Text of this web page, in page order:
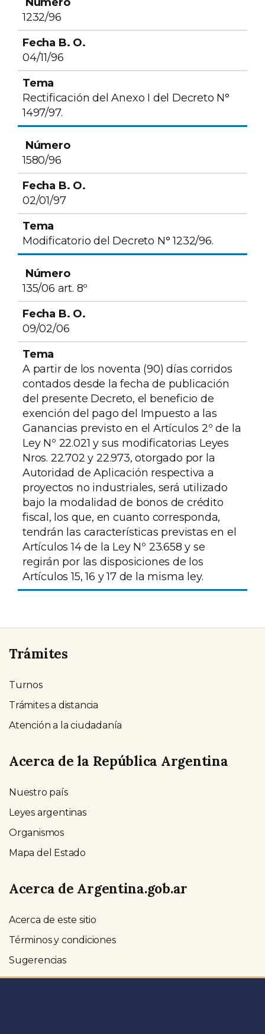
1232/96
04/11/96
Rectificación del Anexo I del Decreto N°
1497/97.
1580/96
02/01/97
Modificatorio del Decreto N° 1232/96.
135/06 art. 8º
09/02/06
A partir de los noventa (90) días corridos
contados desde la fecha de publicación
del presente Decreto, el beneficio de
exención del pago del Impuesto a las
Ganancias previsto en el Artículos 2º de la
Ley Nº 22.021 y sus modificatorias Leyes
Nros. 22.702 y 22.973, otorgado por la
Autoridad de Aplicación respectiva a
proyectos no industriales, será utilizado
bajo la modalidad de bonos de crédito
fiscal, los que, en cuanto corresponda,
tendrán las características previstas en el
Artículos 14 de la Ley Nº 23.658 y se
regirán por las disposiciones de los
Artículos 15, 16 y 17 de la misma ley.
Trámites
Turnos
Trámites a distancia
Atención a la ciudadanía
Acerca de la República Argentina
Nuestro país
Leyes argentinas
Organismos
Mapa del Estado
Acerca de Argentina.gob.ar
Acerca de este sitio
Términos y condiciones
Sugerencias